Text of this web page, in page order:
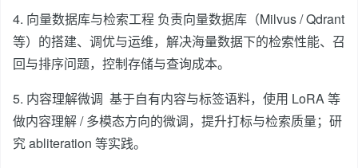
4. 向量数据库与检索工程 负责向量数据库（Milvus / Qdrant
等）的搭建、调优与运维，解决海量数据下的检索性能、召
回与排序问题，控制存储与查询成本。
5. 内容理解微调 基于自有内容与标签语料，使用 LoRA 等
做内容理解 / 多模态方向的微调，提升打标与检索质量；研
究 abliteration 等实践。